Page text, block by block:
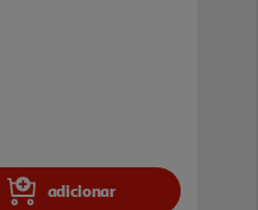
adicionar